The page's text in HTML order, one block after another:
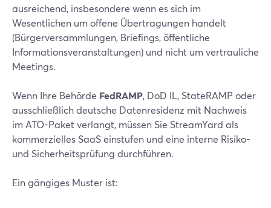
ausreichend, insbesondere wenn es sich im
Wesentlichen um offene Übertragungen handelt
(Bürgerversammlungen, Briefings, öffentliche
Informationsveranstaltungen) und nicht um vertrauliche
Meetings.
Wenn Ihre Behörde FedRAMP, DoD IL, StateRAMP oder
ausschließlich deutsche Datenresidenz mit Nachweis
im ATO-Paket verlangt, müssen Sie StreamYard als
kommerzielles SaaS einstufen und eine interne Risiko-
und Sicherheitsprüfung durchführen.
Ein gängiges Muster ist: